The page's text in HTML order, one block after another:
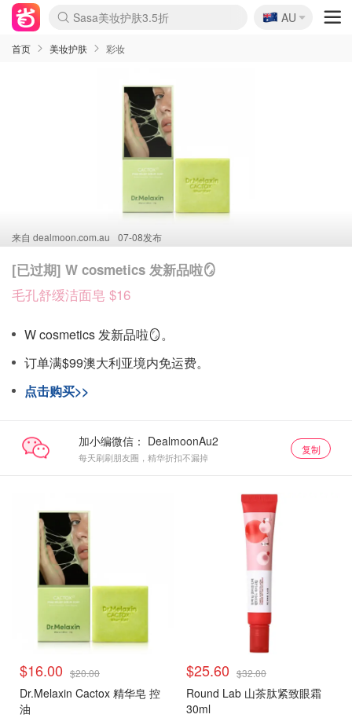
lululemon折扣上新
Sasa美妆护肤3.5折
SSENSE年中2.5折
FreshBeauty好价汇总
Cettire降价+叠9折
WWS Coles超市实拍
viagogo二手票捡漏
Myer超级周末
The Outnet奢牌1折起
David Jones 3折起
Flannels大牌1折
Perfumes Club护肤1折
AMIRO面罩$251
Amazon折扣汇总
eToro入金$200送$50
Amazon数码好物
ICONIC本周7.5折
ThedoubleF高奢地板价
Moose Knuckles 6折
丝芙兰5折起
EUFY摄像头$98
Selenichast首饰2折
Trip机票酒店促销
YSL送5件彩妆礼
Amazon家居好物
Amazon美妆护肤
雅漾大喷$8
过敏原检测盒$33
伊索独家赠50ml沐浴露
科颜氏高保湿面霜$29
SEALIFE海洋馆门票6折
丝塔芙大白罐$16
订阅Newsletter送香薰
Cult Beauty 6.8折
Harrods圣诞日历$525
LN-CC奢牌私促3折
d'Alba空姐喷雾$16
EVE LOM套装£56
Bernardelli独家4折
Adore Beauty 6折起
CT圣诞日历
Mytheresa奢品2.7折
Luxury Escapes 9折
Currentbody美容仪$881
MOON Garden Live
Roborock扫地机$649
Tingo Life水杯$24
Valentino官网5折
CR洗护套装$23
修丽可4件套$159
Myer彩妆2件7折
GANNI官网4.5折
Stylevana韩妆4折
Tessabit高奢8.5折
OGX洗发水$11
Amazon阿德莱德次日达
卡诗8.5折+赠礼
Philips Hue灯具8折
🇦🇺
AU
首页 美妆护肤 彩妆
来自 dealmoon.com.au 07-08发布
[已过期] W cosmetics 发新品啦🪞
毛孔舒缓洁面皂 $16
W cosmetics 发新品啦🪞。
订单满$99澳大利亚境内免运费。
点击购买>>
加小编微信：
每天刷刷朋友圈，精华折扣不漏掉
复制
$16.00 $20.00
Dr.Melaxin Cactox 精华皂 控
油
$25.60 $32.00
Round Lab 山茶肽紧致眼霜
30ml